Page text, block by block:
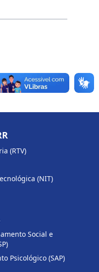
(RTV)
(NIT)
Social e
Psicológico (SAP)